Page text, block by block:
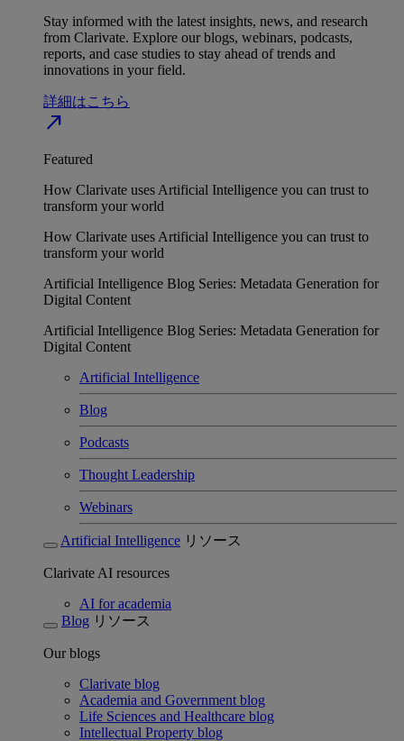
Stay informed with the latest insights, news, and research
from Clarivate. Explore our blogs, webinars, podcasts,
reports, and case studies to stay ahead of trends and
innovations in your field.
詳細はこちら
north_east
Featured
How Clarivate uses Artificial Intelligence you can trust to
transform your world
How Clarivate uses Artificial Intelligence you can trust to
transform your world
Artificial Intelligence Blog Series: Metadata Generation for
Digital Content
Artificial Intelligence Blog Series: Metadata Generation for
Digital Content
Artificial Intelligence
Blog
Podcasts
Thought Leadership
Webinars
Artificial Intelligence リソース
Clarivate AI resources
AI for academia
Blog リソース
Our blogs
Clarivate blog
Academia and Government blog
Life Sciences and Healthcare blog
Intellectual Property blog